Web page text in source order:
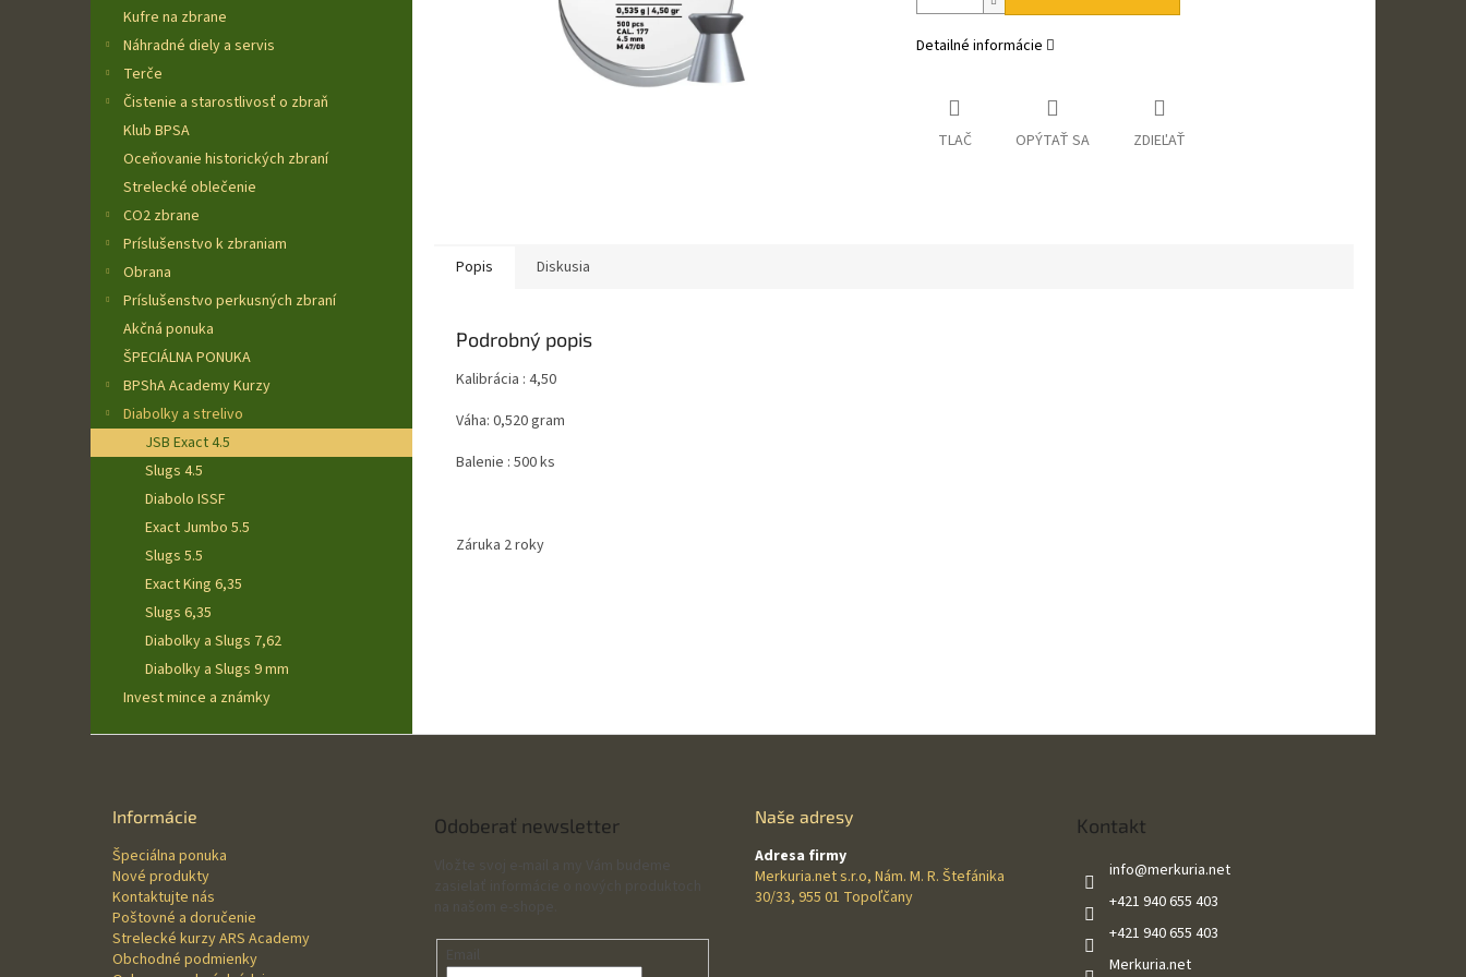
Kufre na zbrane
Náhradné diely a servis
Terče
Čistenie a starostlivosť o zbraň
Klub BPSA
Oceňovanie historických zbraní
Strelecké oblečenie
CO2 zbrane
Príslušenstvo k zbraniam
Obrana
Príslušenstvo perkusných zbraní
Akčná ponuka
ŠPECIÁLNA PONUKA
BPShA Academy Kurzy
Diabolky a strelivo
JSB Exact 4.5
Slugs 4.5
Diabolo ISSF
Exact Jumbo 5.5
Slugs 5.5
Exact King 6,35
Slugs 6,35
Diabolky a Slugs 7,62
Diabolky a Slugs 9 mm
Invest mince a známky
Detailné informácie
TLAČ OPÝTAŤ SA ZDIEĽAŤ
Popis Diskusia
Podrobný popis
Kalibrácia : 4,50
Váha: 0,520 gram
Balenie : 500 ks
Záruka 2 roky
Informácie
Špeciálna ponuka
Nové produkty
Kontaktujte nás
Poštovné a doručenie
Strelecké kurzy ARS Academy
Obchodné podmienky
Odoberať newsletter Naše adresy
Adresa firmy
Merkuria.net s.r.o, Nám. M. R. Štefánika
30/33, 955 01 Topoľčany
Kontakt
info@merkuria.net
+421 940 655 403
+421 940 655 403
Merkuria.net